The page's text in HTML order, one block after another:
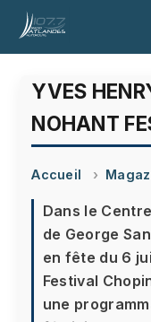
YVES
NOHANT
Accueil
Dans le
de George
en fête du 6
Festival
une